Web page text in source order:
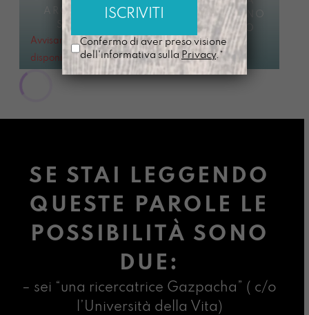
ARCOBALENO
Avvisami quando
disponibile
€20,00
DIPINTO A MANO
ARCOBALENO
SIMPATIA
€16,00
SE STAI LEGGENDO
QUESTE PAROLE LE
POSSIBILITÀ SONO
DUE:
– sei “una ricercatrice Gazpacha” ( c/o
l’Università della Vita)
Confermo di aver preso visione
dell'informativa sulla Privacy.*